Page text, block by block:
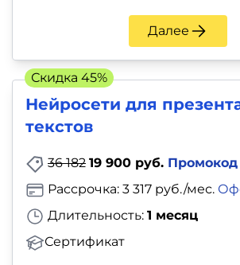
Далее
Нейросети для
текстов
36 182 19 900 руб. Промокод
Длительность: 1 месяц
Сертификат
Рассрочка: 3 317 руб./мес.
Скидка 45%